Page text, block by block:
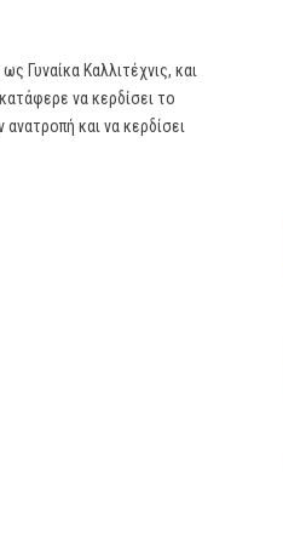
Γυναίκα Καλλιτέχνις, και
να κερδίσει το
και να κερδίσει